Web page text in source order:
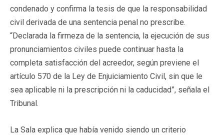
condenado y confirma la tesis de que la responsabilidad
civil derivada de una sentencia penal no prescribe.
“Declarada la firmeza de la sentencia, la ejecución de sus
pronunciamientos civiles puede continuar hasta la
completa satisfacción del acreedor, según previene el
artículo 570 de la Ley de Enjuiciamiento Civil, sin que le
sea aplicable ni la prescripción ni la caducidad”, señala el
Tribunal.
La Sala explica que había venido siendo un criterio